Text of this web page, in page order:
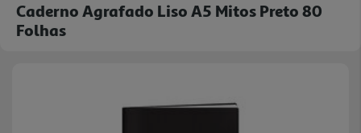
Caderno Agrafado Liso A5 Mitos Preto 80
Folhas